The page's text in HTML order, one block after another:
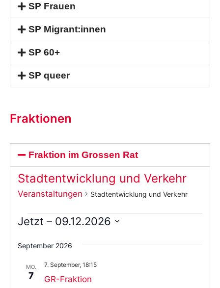
SP Frauen
SP Migrant:innen
SP 60+
SP queer
Fraktionen
Fraktion im Grossen Rat
Stadtentwicklung und Verkehr
Veranstaltungen Stadtentwicklung und Verkehr
Jetzt – 09.12.2026
Sie
das
aus.
September 2026
MO.
7 GR-Fraktion
7. September, 18:15